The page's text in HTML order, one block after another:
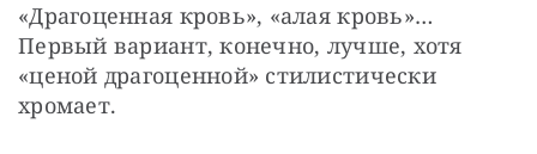
«Драгоценная кровь», «алая кровь»…
Первый вариант, конечно, лучше, хотя
«ценой драгоценной» стилистически
хромает.